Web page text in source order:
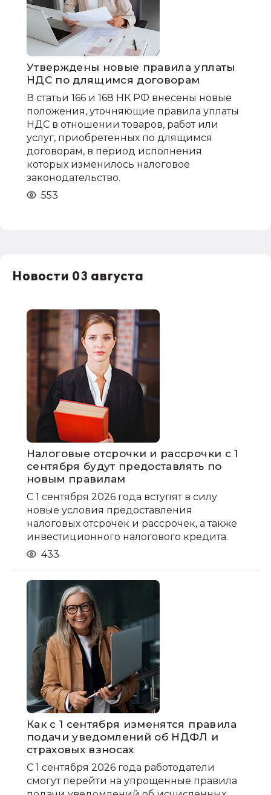
Утверждены новые правила уплаты
НДС по длящимся договорам
В статьи 166 и 168 НК РФ внесены новые
положения, уточняющие правила уплаты
НДС в отношении товаров, работ или
услуг, приобретенных по длящимся
договорам, в период исполнения
которых изменилось налоговое
законодательство.
553
Новости 03 августа
Налоговые отсрочки и рассрочки с 1
сентября будут предоставлять по
новым правилам
С 1 сентября 2026 года вступят в силу
новые условия предоставления
налоговых отсрочек и рассрочек, а также
инвестиционного налогового кредита.
433
Как с 1 сентября изменятся правила
подачи уведомлений об НДФЛ и
страховых взносах
С 1 сентября 2026 года работодатели
смогут перейти на упрощенные правила